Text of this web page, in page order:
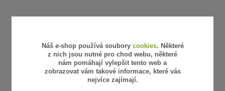
Náš e-shop používá soubory cookies. Některé
z nich jsou nutné pro chod webu, některé
nám pomáhají vylepšit tento web a
zobrazovat vám takové informace, které vás
nejvíce zajímají.